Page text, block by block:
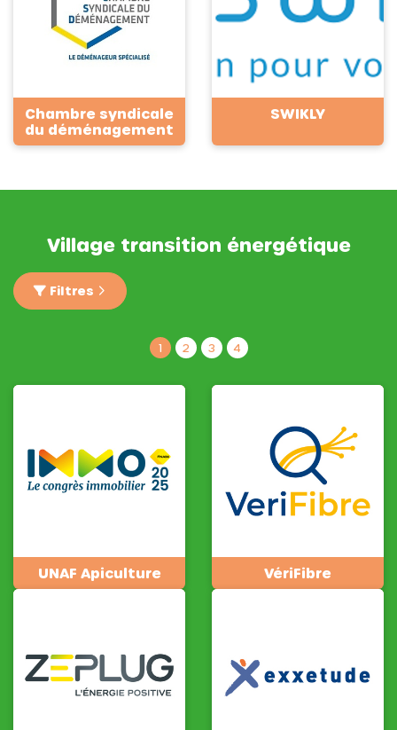
Chambre syndicale
du déménagement
SWIKLY
Village transition énergétique
Filtres
1 2 3 4
UNAF Apiculture VériFibre